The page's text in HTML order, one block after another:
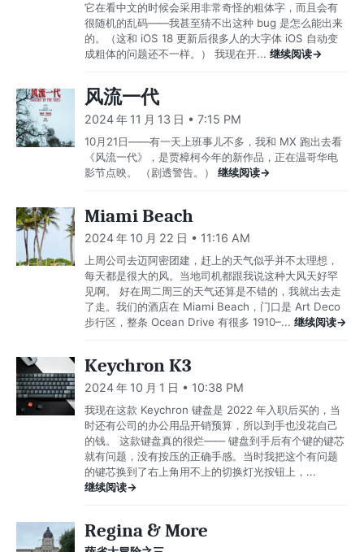
它在看中文的时候会采用非常奇怪的粗体字，而且会有
很随机的乱码——我甚至猜不出这种 bug 是怎么能出来
的。（这和 iOS 18 更新后很多人的大字体 iOS 自动变
成粗体的问题还不一样。） 我现在开... 继续阅读→
风流一代
2024 年 11 月 13 日 • 7:15 PM
10月21日——有一天上班事儿不多，我和 MX 跑出去看
《风流一代》，是贾樟柯今年的新作品，正在温哥华电
影节点映。 （剧透警告。） 继续阅读→
Miami Beach
2024 年 10 月 22 日 • 11:16 AM
上周公司去迈阿密团建，赶上的天气似乎并不太理想，
每天都是很大的风。当地司机都跟我说这种大风天好罕
见啊。 好在周二周三的天气还算是不错的，我就出去走
了走。我们的酒店在 Miami Beach，门口是 Art Deco
步行区，整条 Ocean Drive 有很多 1910–... 继续阅读→
Keychron K3
2024 年 10 月 1 日 • 10:38 PM
我现在这款 Keychron 键盘是 2022 年入职后买的，当
时还有公司的办公用品开销预算，所以到手也没花自己
的钱。 这款键盘真的很烂—— 键盘到手后有个键的键芯
就有问题，没有按压的正确手感。当时我把这个有问题
的键芯换到了右上角用不上的切换灯光按钮上，...
继续阅读→
Regina & More